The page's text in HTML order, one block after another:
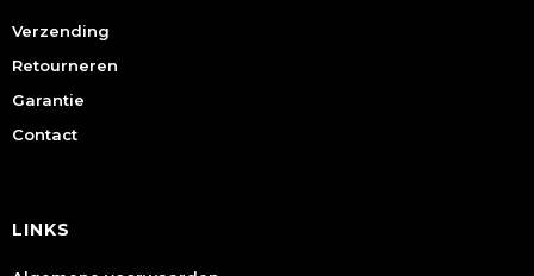
Verzending
Retourneren
Garantie
Contact
LINKS